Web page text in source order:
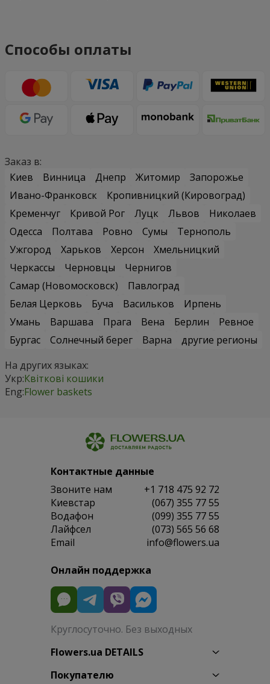
Способы оплаты
Заказ в:
Киев
Винница Днепр Житомир
Запорожье
Ивано-Франковск
Кропивницкий (Кировоград)
Кременчуг
Кривой Рог Луцк Львов
Николаев
Одесса
Полтава Ровно Сумы
Тернополь
Ужгород
Харьков Херсон
Хмельницкий
Черкассы
Черновцы
Чернигов
Самар (Новомосковск)
Павлоград
Белая Церковь
Буча Васильков
Ирпень
Умань
Варшава Прага Вена Берлин
Ревное
Бургас
Солнечный берег Варна
другие регионы
На других языках:
Укр:Квіткові кошики
Eng:Flower baskets
Контактные данные
Звоните нам
+1 718 475 92 72
Киевстар
(067) 355 77 55
Водафон
(099) 355 77 55
Лайфсел
(073) 565 56 68
Email
info@flowers.ua
Онлайн поддержка
Круглосуточно. Без выходных
Flowers.ua DETAILS
Покупателю